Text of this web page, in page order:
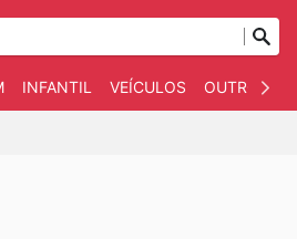
INFANTIL VEÍCULOS OUTROS